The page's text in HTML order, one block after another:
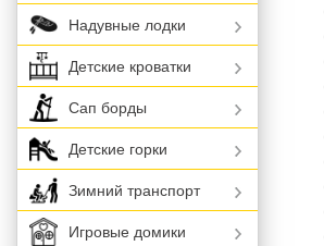
Надувные лодки
Детские кроватки
Сап борды
Детские горки
Зимний транспорт
Игровые домики